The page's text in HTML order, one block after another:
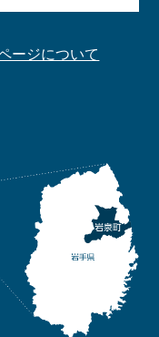
ージについて